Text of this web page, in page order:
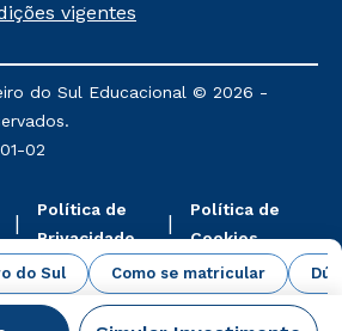
do Sul Como se matricular
taxa de matrícula será de R$
aos cursos: Ensino
para a Docência e Metodologia
Questões Atuais.
vigentes
do Sul Educacional © 2026 -
02
Política de
Privacidade
Política de
Cookies